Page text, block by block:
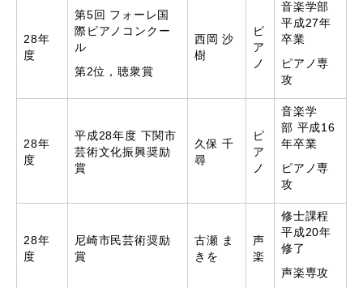
28年
度
第5回 フォーレ国
際ピアノコンクー
ル
第2位，聴衆賞
西岡 沙
樹
ピ
ア
ノ
音楽学部
平成27年
卒業
ピアノ専
攻
28年
度
平成28年度 下関市
芸術文化振興奨励
賞
久保 千
尋
ピ
ア
ノ
音楽学
部 平成16
年卒業
ピアノ専
攻
28年
度
尼崎市民芸術奨励
賞
古瀬 ま
きを
声
楽
修士課程
平成20年
修了
声楽専攻